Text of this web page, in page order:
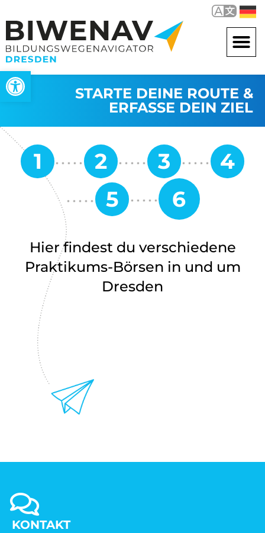
Werkzeugleiste öffnen
STARTE DEINE ROUTE &
ERFASSE DEIN ZIEL
Hier findest du verschiedene
Praktikums-Börsen in und um
Dresden
KONTAKT